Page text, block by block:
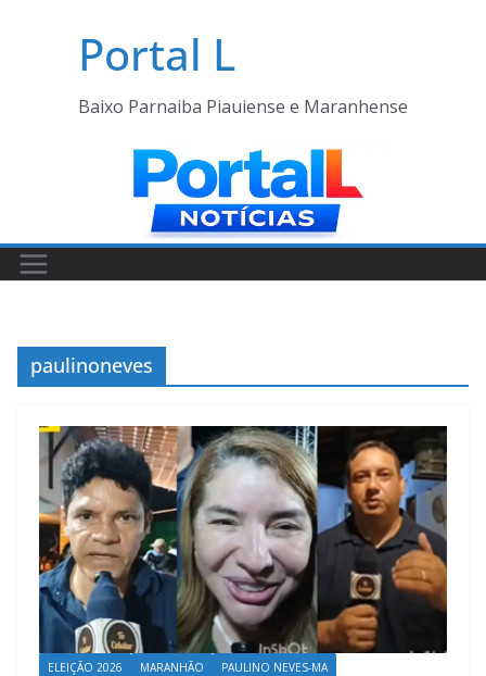
Portal L
Baixo Parnaiba Piauiense e Maranhense
paulinoneves
ELEIÇÃO 2026 MARANHÃO PAULINO NEVES-MA